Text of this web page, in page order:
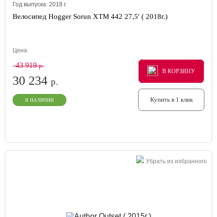
Год выпуска: 2018 г.
Велосипед Hogger Sorun XTM 442 27,5' ( 2018г.)
Цена
43 919р.
30 234 р.
В НАЛИЧИИ
В КОРЗИНУ
В КОРЗИНУ
В КОРЗИНУ
Купить в 1 клик
Убрать из избранного